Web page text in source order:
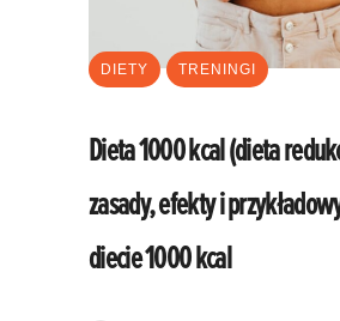
DIETY TRENINGI
Dieta 1000 kcal (dieta
zasady, efekty i
diecie 1000 kcal